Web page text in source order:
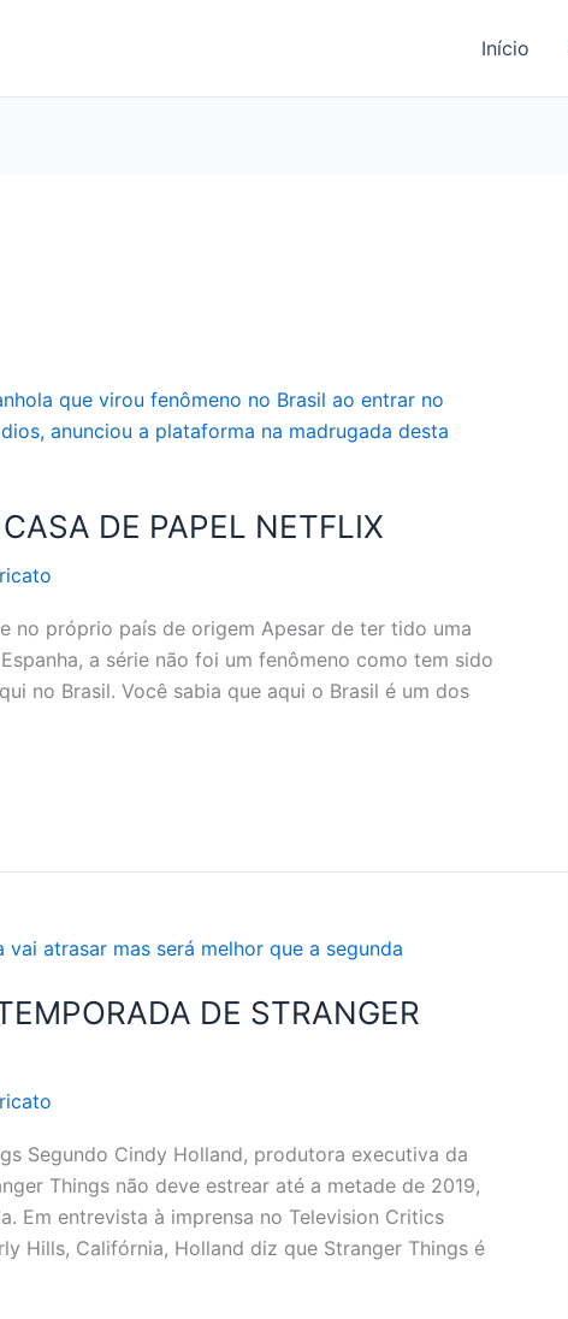
Início
DE PAPEL NETFLIX
no próprio país de origem Apesar de ter tido uma
a série não foi um fenômeno como tem sido
no Brasil. Você sabia que aqui o Brasil é um dos
DE STRANGER
Segundo Cindy Holland, produtora executiva da
Things não deve estrear até a metade de 2019,
Em entrevista à imprensa no Television Critics
Hills, Califórnia, Holland diz que Stranger Things é